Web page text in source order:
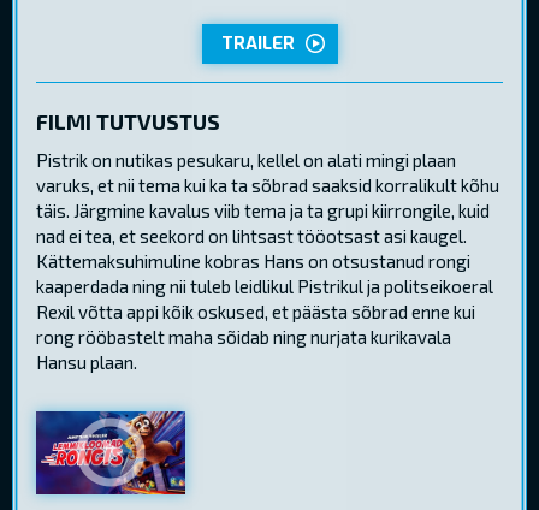
TRAILER
FILMI TUTVUSTUS
Pistrik on nutikas pesukaru, kellel on alati mingi plaan
varuks, et nii tema kui ka ta sõbrad saaksid korralikult kõhu
täis. Järgmine kavalus viib tema ja ta grupi kiirrongile, kuid
nad ei tea, et seekord on lihtsast tööotsast asi kaugel.
Kättemaksuhimuline kobras Hans on otsustanud rongi
kaaperdada ning nii tuleb leidlikul Pistrikul ja politseikoeral
Rexil võtta appi kõik oskused, et päästa sõbrad enne kui
rong rööbastelt maha sõidab ning nurjata kurikavala
Hansu plaan.